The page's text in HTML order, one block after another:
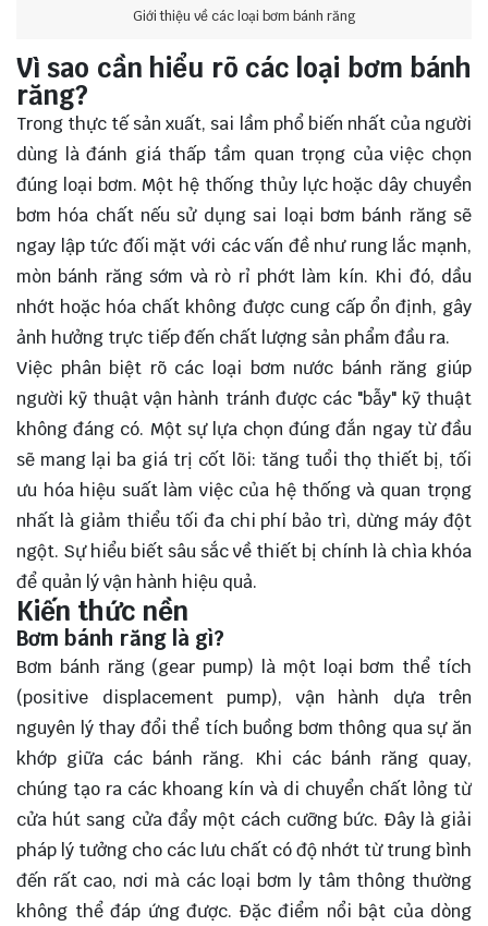
Giới thiệu về các loại bơm bánh răng
Vì sao cần hiểu rõ các loại bơm bánh
răng?
Trong thực tế sản xuất, sai lầm phổ biến nhất của người
dùng là đánh giá thấp tầm quan trọng của việc chọn
đúng loại bơm. Một hệ thống thủy lực hoặc dây chuyền
bơm hóa chất nếu sử dụng sai loại bơm bánh răng sẽ
ngay lập tức đối mặt với các vấn đề như rung lắc mạnh,
mòn bánh răng sớm và rò rỉ phớt làm kín. Khi đó, dầu
nhớt hoặc hóa chất không được cung cấp ổn định, gây
ảnh hưởng trực tiếp đến chất lượng sản phẩm đầu ra.
Việc phân biệt rõ các loại bơm nước bánh răng giúp
người kỹ thuật vận hành tránh được các "bẫy" kỹ thuật
không đáng có. Một sự lựa chọn đúng đắn ngay từ đầu
sẽ mang lại ba giá trị cốt lõi: tăng tuổi thọ thiết bị, tối
ưu hóa hiệu suất làm việc của hệ thống và quan trọng
nhất là giảm thiểu tối đa chi phí bảo trì, dừng máy đột
ngột. Sự hiểu biết sâu sắc về thiết bị chính là chìa khóa
để quản lý vận hành hiệu quả.
Kiến thức nền
Bơm bánh răng là gì?
Bơm bánh răng (gear pump) là một loại bơm thể tích
(positive displacement pump), vận hành dựa trên
nguyên lý thay đổi thể tích buồng bơm thông qua sự ăn
khớp giữa các bánh răng. Khi các bánh răng quay,
chúng tạo ra các khoang kín và di chuyển chất lỏng từ
cửa hút sang cửa đẩy một cách cưỡng bức. Đây là giải
pháp lý tưởng cho các lưu chất có độ nhớt từ trung bình
đến rất cao, nơi mà các loại bơm ly tâm thông thường
không thể đáp ứng được. Đặc điểm nổi bật của dòng